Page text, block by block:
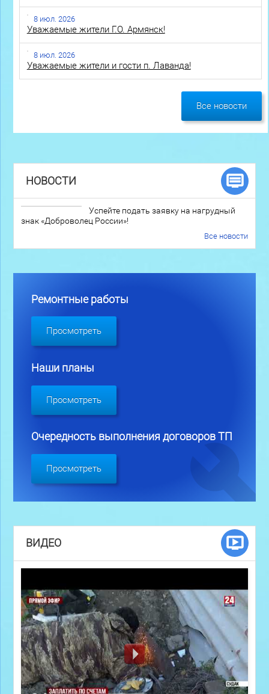
8 июл. 2026
Уважаемые жители Г.О. Армянск!
8 июл. 2026
Уважаемые жители и гости п. Лаванда!
Все новости
НОВОСТИ
Успейте подать заявку на нагрудный
знак «Доброволец России»!
Все новости
Ремонтные работы
Просмотреть
Наши планы
Просмотреть
Очередность выполнения договоров ТП
Просмотреть
ВИДЕО